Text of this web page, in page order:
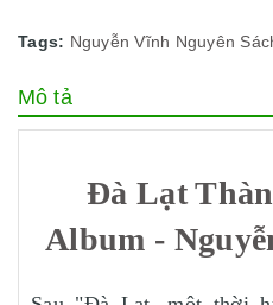
Tags: Nguyễn Vĩnh Nguyên
Mô tả
Đà Lạt
Album -